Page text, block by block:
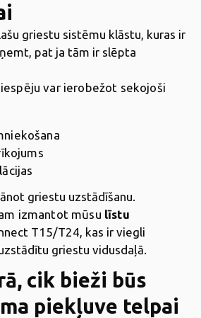
griestu sistēmu klāstu, kuras ir
pat ja tām ir slēpta
var ierobežot sekojoši
griestu uzstādīšanu.
izmantot mūsu līstu
T15/T24, kas ir viegli
griestu vidusdaļā.
cik bieži būs
piekļuve telpai